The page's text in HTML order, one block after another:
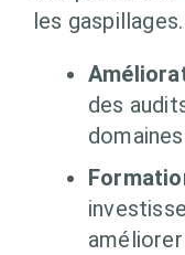
les gaspillages.
des